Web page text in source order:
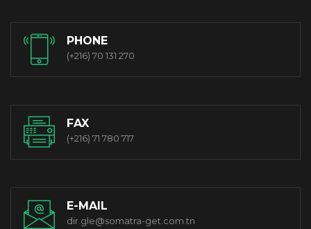
PHONE
(+216) 70 131 270
FAX
(+216) 71 780 717
E-MAIL
dir.gle@somatra-get.com.tn